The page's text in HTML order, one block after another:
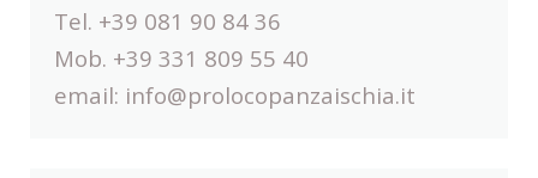
Tel. +39 081 90 84 36
Mob. +39 331 809 55 40
email: info@prolocopanzaischia.it